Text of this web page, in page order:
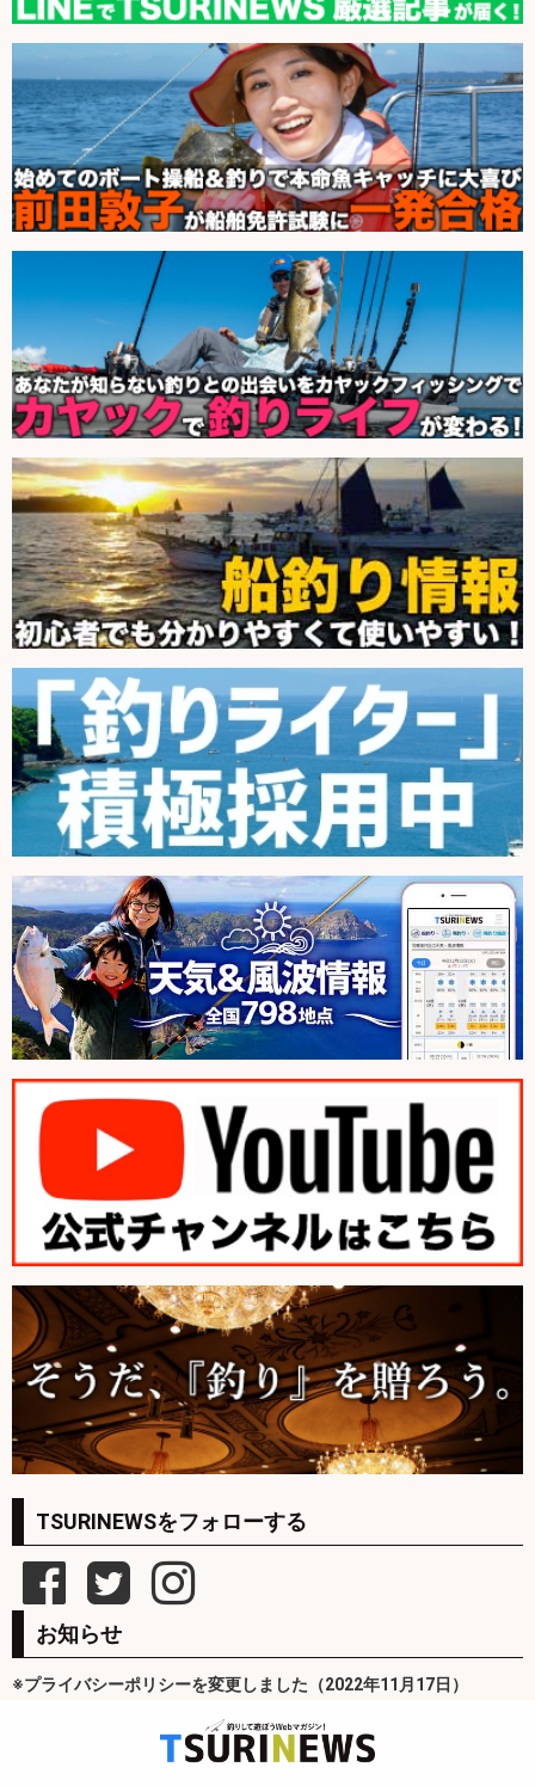
TSURINEWSをフォローする
お知らせ
※プライバシーポリシーを変更しました（2022年11月17日）